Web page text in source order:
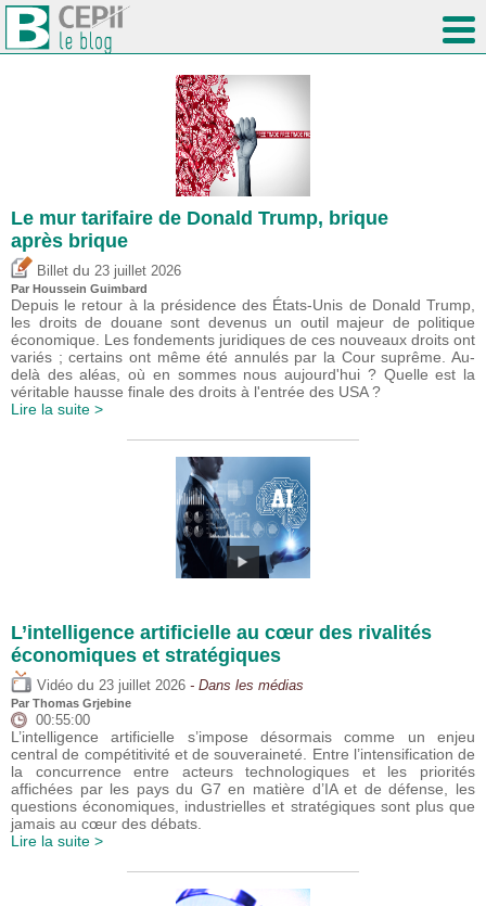
Le mur tarifaire de Donald Trump, brique
après brique
Billet du 23 juillet 2026
Par Houssein Guimbard
Depuis le retour à la présidence des États-Unis de Donald Trump,
les droits de douane sont devenus un outil majeur de politique
économique. Les fondements juridiques de ces nouveaux droits ont
variés ; certains ont même été annulés par la Cour suprême. Au-
delà des aléas, où en sommes nous aujourd'hui ? Quelle est la
véritable hausse finale des droits à l'entrée des USA ?
Lire la suite >
L’intelligence artificielle au cœur des rivalités
économiques et stratégiques
Vidéo du 23 juillet 2026 - Dans les médias
Par Thomas Grjebine
00:55:00
L’intelligence artificielle s’impose désormais comme un enjeu
central de compétitivité et de souveraineté. Entre l’intensification de
la concurrence entre acteurs technologiques et les priorités
affichées par les pays du G7 en matière d’IA et de défense, les
questions économiques, industrielles et stratégiques sont plus que
jamais au cœur des débats.
Lire la suite >